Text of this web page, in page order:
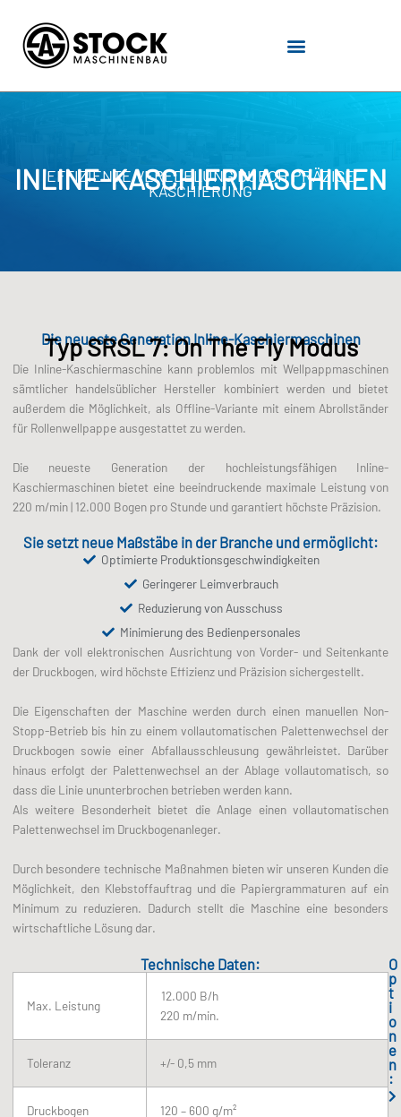
Inhalt
springen
INLINE-KASCHIERMASCHINEN
EFFIZIENTE VEREDELUNG DURCH PRÄZISE
KASCHIERUNG
Die neueste Generation Inline-Kaschiermaschinen
Typ SRSL 7: On The Fly Modus
Die Inline-Kaschiermaschine kann problemlos mit Wellpappmaschinen
sämtlicher handelsüblicher Hersteller kombiniert werden und bietet
außerdem die Möglichkeit, als Offline-Variante mit einem Abrollständer
für Rollenwellpappe ausgestattet zu werden.
Die neueste Generation der hochleistungsfähigen Inline-
Kaschiermaschinen bietet eine beeindruckende maximale Leistung von
220 m/min | 12.000 Bogen pro Stunde und garantiert höchste Präzision.
Sie setzt neue Maßstäbe in der Branche und ermöglicht:
Optimierte Produktionsgeschwindigkeiten
Geringerer Leimverbrauch
Reduzierung von Ausschuss
Minimierung des Bedienpersonales
Dank der voll elektronischen Ausrichtung von Vorder- und Seitenkante
der Druckbogen, wird höchste Effizienz und Präzision sichergestellt.
Die Eigenschaften der Maschine werden durch einen manuellen Non-
Stopp-Betrieb bis hin zu einem vollautomatischen Palettenwechsel der
Druckbogen sowie einer Abfallausschleusung gewährleistet. Darüber
hinaus erfolgt der Palettenwechsel an der Ablage vollautomatisch, so
dass die Linie ununterbrochen betrieben werden kann.
Als weitere Besonderheit bietet die Anlage einen vollautomatischen
Palettenwechsel im Druckbogenanleger.
Durch besondere technische Maßnahmen bieten wir unseren Kunden die
Möglichkeit, den Klebstoffauftrag und die Papiergrammaturen auf ein
Minimum zu reduzieren. Dadurch stellt die Maschine eine besonders
wirtschaftliche Lösung dar.
Technische Daten:
Max. Leistung
12.000 B/h
220 m/min.
Toleranz +/- 0,5 mm
Druckbogen 120 – 600 g/m²
O
p
t
i
o
n
e
n
: